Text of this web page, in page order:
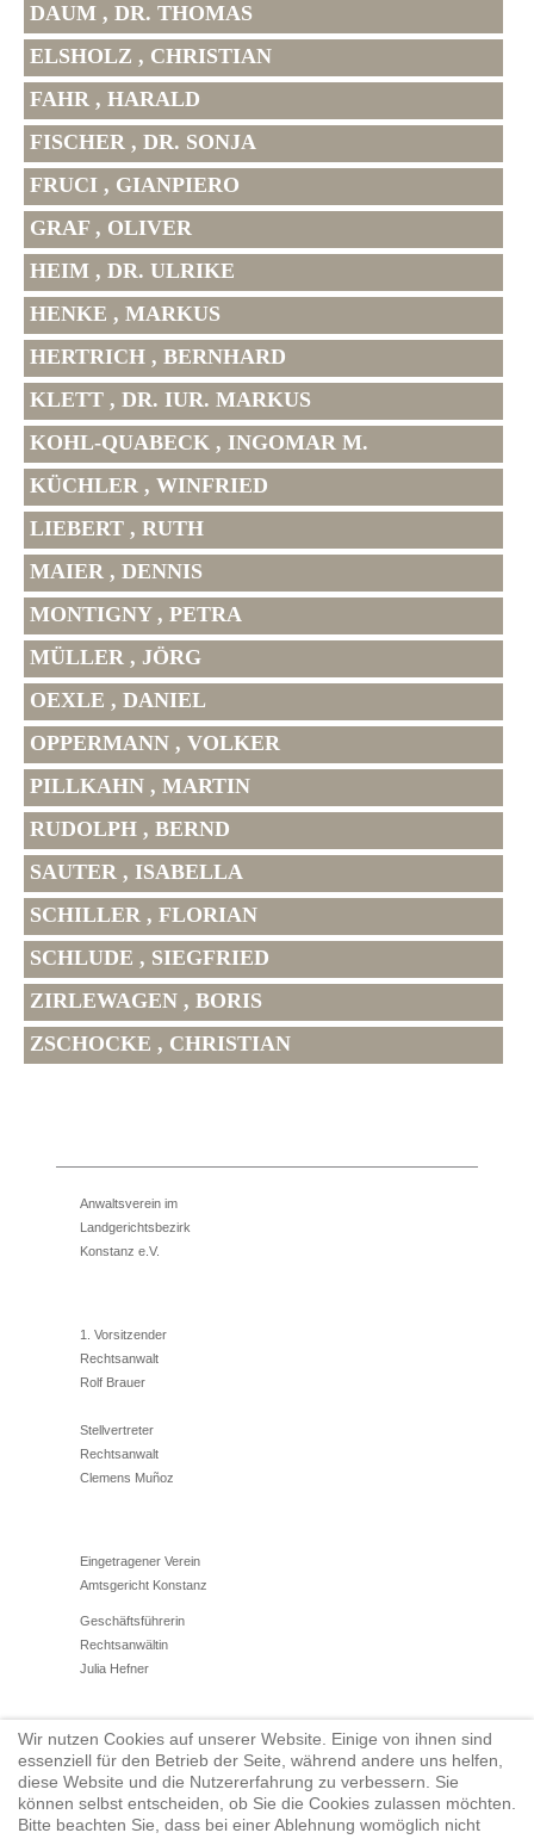
DAUM , DR. THOMAS
ELSHOLZ , CHRISTIAN
FAHR , HARALD
FISCHER , DR. SONJA
FRUCI , GIANPIERO
GRAF , OLIVER
HEIM , DR. ULRIKE
HENKE , MARKUS
HERTRICH , BERNHARD
KLETT , DR. IUR. MARKUS
KOHL-QUABECK , INGOMAR M.
KÜCHLER , WINFRIED
LIEBERT , RUTH
MAIER , DENNIS
MONTIGNY , PETRA
MÜLLER , JÖRG
OEXLE , DANIEL
OPPERMANN , VOLKER
PILLKAHN , MARTIN
RUDOLPH , BERND
SAUTER , ISABELLA
SCHILLER , FLORIAN
SCHLUDE , SIEGFRIED
ZIRLEWAGEN , BORIS
ZSCHOCKE , CHRISTIAN
Anwaltsverein im
Landgerichtsbezirk
Konstanz e.V.
1. Vorsitzender
Rechtsanwalt
Rolf Brauer
Stellvertreter
Rechtsanwalt
Clemens Muñoz
Eingetragener Verein
Amtsgericht Konstanz
Geschäftsführerin
Rechtsanwältin
Julia Hefner
Tel.: 07531/12784710
Fax: 07731/950922
vorstand@anwaltsverein-konstanz.de
www.anwaltverein-konstanz.de
Wir nutzen Cookies auf unserer Website. Einige von ihnen sind
essenziell für den Betrieb der Seite, während andere uns helfen,
diese Website und die Nutzererfahrung zu verbessern. Sie
können selbst entscheiden, ob Sie die Cookies zulassen möchten.
Bitte beachten Sie, dass bei einer Ablehnung womöglich nicht